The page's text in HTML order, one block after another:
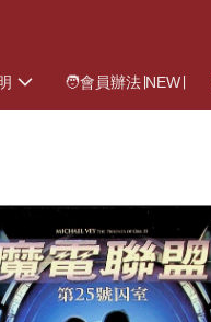
🧑會員辦法∣NEW∣